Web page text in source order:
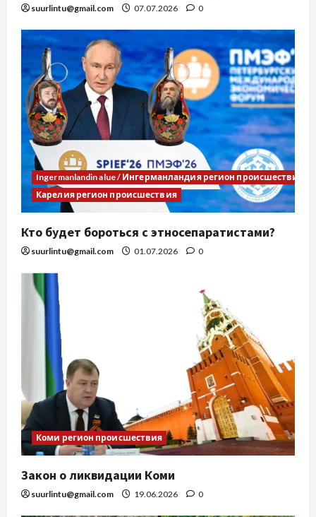
suurlintu@gmail.com 07.07.2026 0
Ingermanlandin alue / Ингерманландия регион происшествия
Карелия регион происшествия
Кто будет бороться с этносепаратистами?
suurlintu@gmail.com 01.07.2026 0
Коми регион происшествия
Закон о ликвидации Коми
suurlintu@gmail.com 19.06.2026 0